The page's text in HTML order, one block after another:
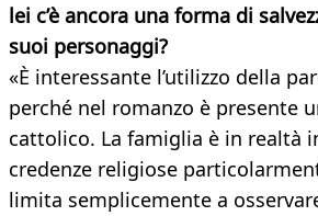
lei c’è ancora una forma di
suoi personaggi?
«È interessante l’utilizzo della
perché nel romanzo è presente
cattolico. La famiglia è in realtà
credenze religiose
limita semplicemente a